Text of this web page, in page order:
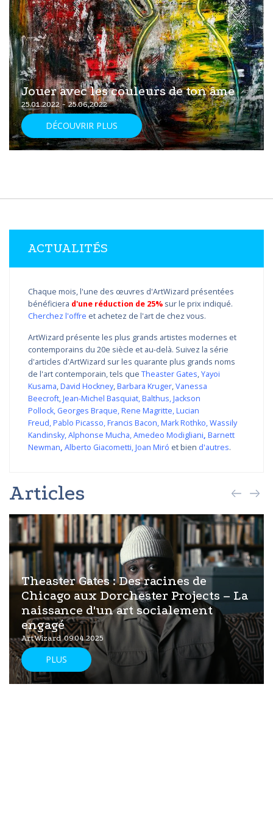
Jouer avec les couleurs de ton âme
25.01.2022 - 25.06.2022
DÉCOUVRIR PLUS
ACTUALITÉS
Chaque mois, l'une des œuvres d'ArtWizard présentées
bénéficiera d'une réduction de 25% sur le prix indiqué.
Cherchez l'offre et achetez de l'art de chez vous.
ArtWizard présente les plus grands artistes modernes et
contemporains du 20e siècle et au-delà. Suivez la série
d'articles d'ArtWizard sur les quarante plus grands noms
de l'art contemporain, tels que Theaster Gates,Yayoi
Kusama,David Hockney,Barbara Kruger,Vanessa
Beecroft,Jean-Michel Basquiat,Balthus,Jackson
Pollock, Georges Braque,Rene Magritte,Lucian
Freud,Pablo Picasso,Francis Bacon,Mark Rothko,Wassily
Kandinsky,Alphonse Mucha,Amedeo Modigliani, Barnett
Newman, Alberto Giacometti,Joan Miró et bien d'autres.
Articles
Theaster Gates : Des racines de
Chicago aux Dorchester Projects – La
naissance d'un art socialement
engagé
ArtWizard 09.04.2025
PLUS